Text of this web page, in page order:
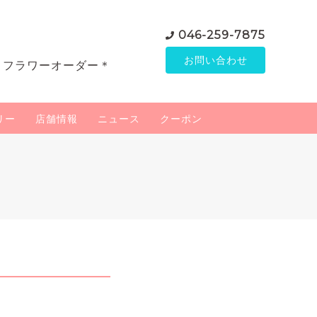
ラワーオーダー＊
046-259-7875
お問い合わせ
ー 店舗情報 ニュース クーポン